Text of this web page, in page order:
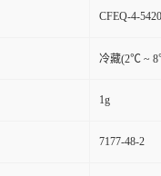
CFEQ-4-
冷藏(2℃ ~
1g
7177-48-2